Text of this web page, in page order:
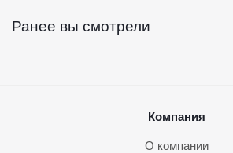
Ранее вы смотрели
Компания
О компании